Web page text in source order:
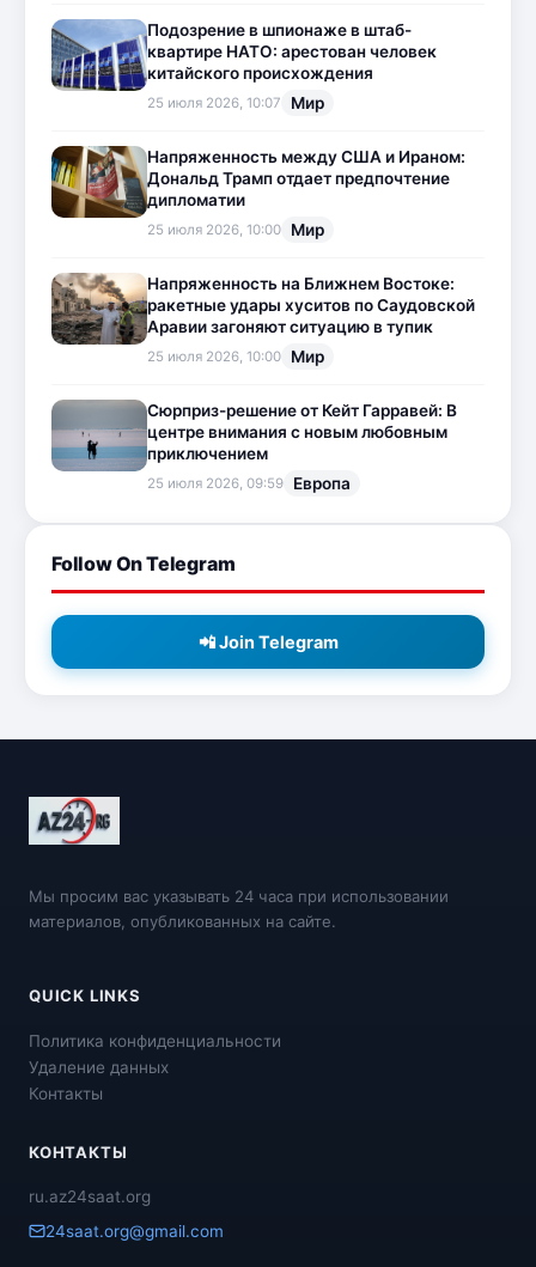
Подозрение в шпионаже в штаб-
квартире НАТО: арестован человек
китайского происхождения
25 июля 2026, 10:07 Мир
Напряженность между США и Ираном:
Дональд Трамп отдает предпочтение
дипломатии
25 июля 2026, 10:00 Мир
Напряженность на Ближнем Востоке:
ракетные удары хуситов по Саудовской
Аравии загоняют ситуацию в тупик
25 июля 2026, 10:00 Мир
Сюрприз-решение от Кейт Гарравей: В
центре внимания с новым любовным
приключением
25 июля 2026, 09:59 Европа
Follow On Telegram
📲 Join Telegram
Мы просим вас указывать 24 часа при использовании
материалов, опубликованных на сайте.
QUICK LINKS
Политика конфиденциальности
Удаление данных
Контакты
КОНТАКТЫ
ru.az24saat.org
24saat.org@gmail.com